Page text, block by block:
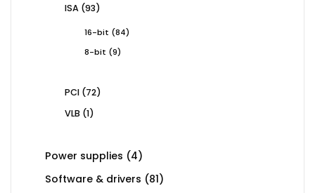
ISA 9393
16-bit 8484
8-bit
99
PCI 7272
VLB 11
Power supplies 44
Software & drivers 8181